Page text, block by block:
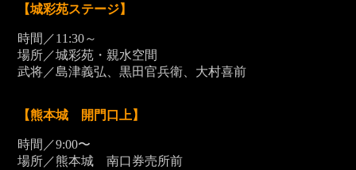
【城彩苑ステージ】
時間／11:30～
場所／城彩苑・親水空間
武将／島津義弘、黒田官兵衛、大村喜前
【熊本城 開門口上】
時間／9:00〜
場所／熊本城 南口券売所前